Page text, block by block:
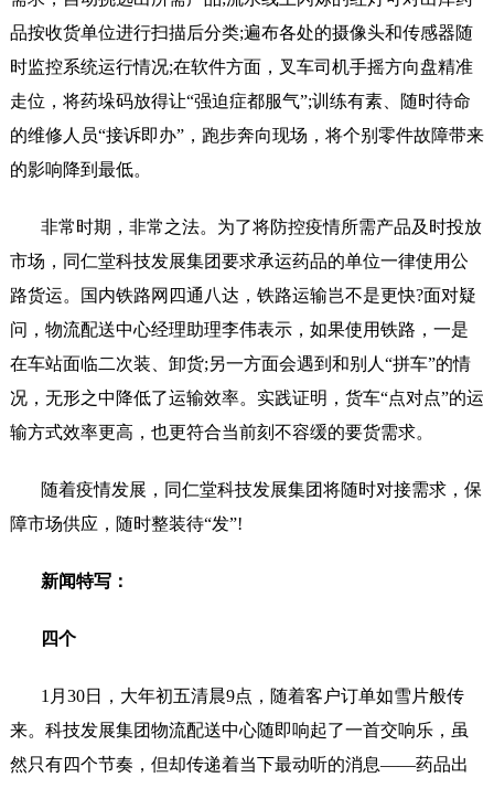
品按收货单位进行扫描后分类;遍布各处的摄像头和传感器随
时监控系统运行情况;在软件方面，叉车司机手摇方向盘精准
走位，将药垛码放得让“强迫症都服气”;训练有素、随时待命
的维修人员“接诉即办”，跑步奔向现场，将个别零件故障带来
的影响降到最低。
非常时期，非常之法。为了将防控疫情所需产品及时投放
市场，同仁堂科技发展集团要求承运药品的单位一律使用公
路货运。国内铁路网四通八达，铁路运输岂不是更快?面对疑
问，物流配送中心经理助理李伟表示，如果使用铁路，一是
在车站面临二次装、卸货;另一方面会遇到和别人“拼车”的情
况，无形之中降低了运输效率。实践证明，货车“点对点”的运
输方式效率更高，也更符合当前刻不容缓的要货需求。
随着疫情发展，同仁堂科技发展集团将随时对接需求，保
障市场供应，随时整装待“发”!
新闻特写：
四个
1月30日，大年初五清晨9点，随着客户订单如雪片般传
来。科技发展集团物流配送中心随即响起了一首交响乐，虽
然只有四个节奏，但却传递着当下最动听的消息——药品出